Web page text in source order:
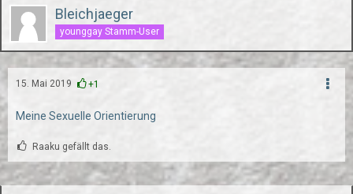
Bleichjaeger
younggay Stamm-User
15. Mai 2019 +1
Meine Sexuelle Orientierung
Raaku gefällt das.